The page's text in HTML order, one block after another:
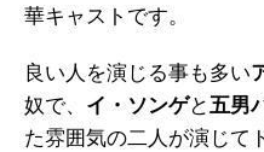
華キャストです。
良い人を演じる事も多い
奴で、 イ・ソンゲと五男
た雰囲気の二人が演じて